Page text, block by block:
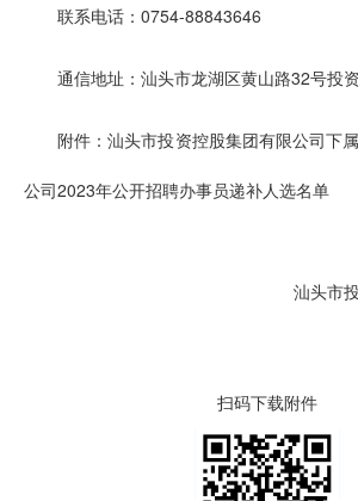
联系电话：0754-88843646
通信地址：汕头市龙湖区黄山路32号投
附件：汕头市投资控股集团有限公司下
公司2023年公开招聘办事员递补人选名单
汕头市
扫码下载附件